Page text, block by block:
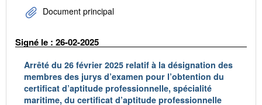
Document principal
Signé le : 26-02-2025
Arrêté du 26 février 2025 relatif à la désignation des
membres des jurys d’examen pour l’obtention du
certificat d’aptitude professionnelle, spécialité
maritime, du certificat d’aptitude professionnelle